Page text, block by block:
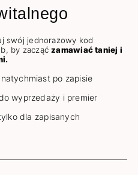
swój jednorazowy kod
by zacząćzamawiać taniej i
po zapisie
wyprzedaży i premier
dla zapisanych